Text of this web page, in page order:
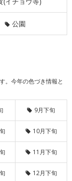
公園
。今年の色づき情報と
9月下旬
10月下旬
11月下旬
12月下旬